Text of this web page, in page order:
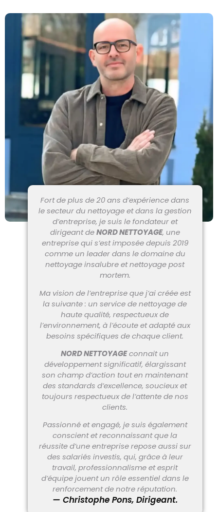
Fort de plus de 20 ans d’expérience dans
le secteur du nettoyage et dans la gestion
d’entreprise, je suis le fondateur et
dirigeant deNORD NETTOYAGE, une
entreprise qui s’est imposée depuis 2019
comme un leader dans le domaine du
nettoyage insalubre et nettoyage post
mortem.
Ma vision de l’entreprise que j’ai créée est
la suivante : un service de nettoyage de
haute qualité, respectueux de
l’environnement, à l’écoute et adapté aux
besoins spécifiques de chaque client.
NORD NETTOYAGEconnait un
développement significatif, élargissant
son champ d’action tout en maintenant
des standards d’excellence, soucieux et
toujours respectueux de l’attente de nos
clients.
Passionné et engagé, je suis également
conscient et reconnaissant que la
réussite d’une entreprise repose aussi sur
des salariés investis, qui, grâce à leur
travail, professionnalisme et esprit
d’équipe jouent un rôle essentiel dans le
renforcement de notre réputation.
— Christophe Pons, Dirigeant.